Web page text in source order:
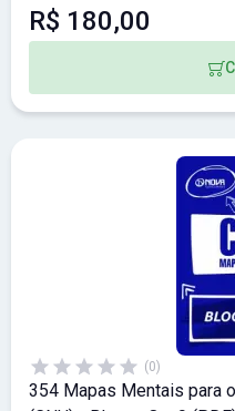
R$ 180,00
(0)
354 Mapas Mentais para